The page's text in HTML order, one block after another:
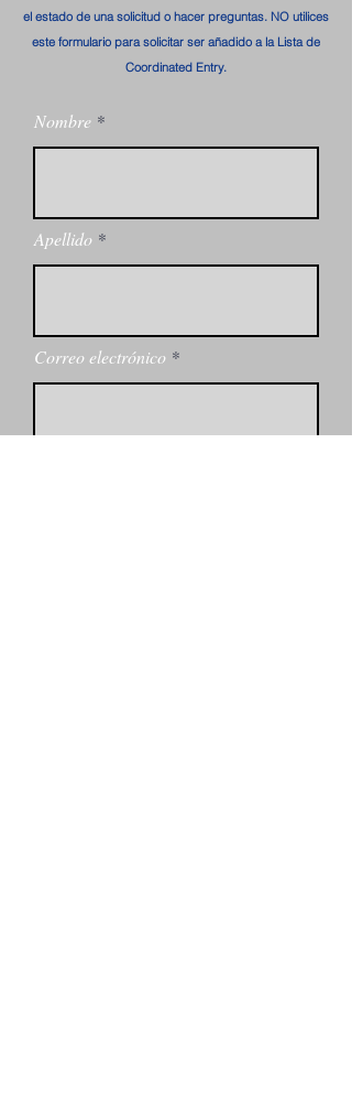
el estado de una solicitud o hacer preguntas. NO utilices
este formulario para solicitar ser añadido a la Lista de
Coordinated Entry.
Nombre
Apellido
Correo electrónico